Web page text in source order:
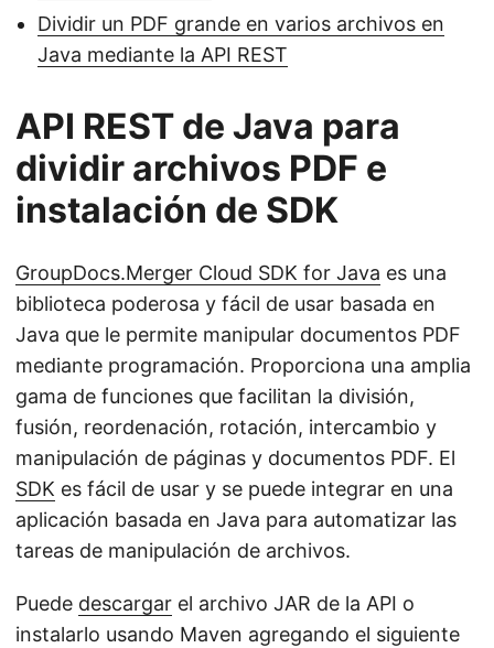
Dividir un PDF grande en varios archivos en
Java mediante la API REST
API REST de Java para
dividir archivos PDF e
instalación de SDK
GroupDocs.Merger Cloud SDK for Java es una
biblioteca poderosa y fácil de usar basada en
Java que le permite manipular documentos PDF
mediante programación. Proporciona una amplia
gama de funciones que facilitan la división,
fusión, reordenación, rotación, intercambio y
manipulación de páginas y documentos PDF. El
SDK es fácil de usar y se puede integrar en una
aplicación basada en Java para automatizar las
tareas de manipulación de archivos.
Puede descargar el archivo JAR de la API o
instalarlo usando Maven agregando el siguiente